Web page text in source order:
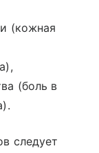
(кожная
(боль в
следует